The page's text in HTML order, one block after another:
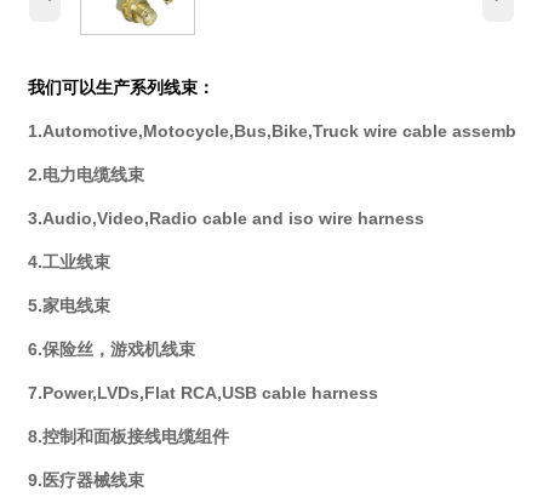
我们可以生产系列线束：
1.Automotive,Motocycle,Bus,Bike,Truck wire cable assembly
2.电力电缆线束
3.Audio,Video,Radio cable and iso wire harness
4.工业线束
5.家电线束
6.保险丝，游戏机线束
7.Power,LVDs,Flat RCA,USB cable harness
8.控制和面板接线电缆组件
9.医疗器械线束